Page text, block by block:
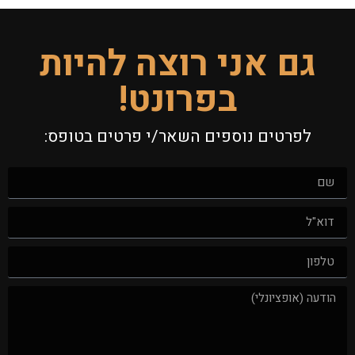
גם אני רוצה להיות
בפרונט!
לפרטים נוספים השאר/י פרטים בטופס: